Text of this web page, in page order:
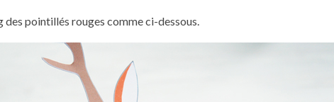
des pointillés rouges comme ci-dessous.